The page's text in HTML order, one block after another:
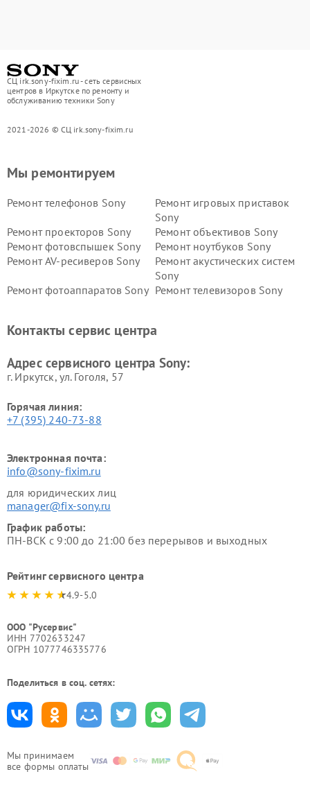
СЦ irk.sony-fixim.ru - сеть сервисных
центров в Иркутске по ремонту и
обслуживанию техники Sony
2021-2026 © СЦ irk.sony-fixim.ru
Мы принимаем
все формы оплаты
Мы ремонтируем
Ремонт телефонов Sony
Ремонт игровых приставок
Sony
Ремонт проекторов Sony
Ремонт объективов Sony
Ремонт фотовспышек Sony
Ремонт ноутбуков Sony
Ремонт AV-ресиверов Sony
Ремонт акустических систем
Sony
Ремонт фотоаппаратов Sony Ремонт телевизоров Sony
Контакты сервис центра
Адрес сервисного центра Sony:
г. Иркутск, ул. ​Гоголя, 57
Горячая линия:
+7 (395) 240-73-88
Электронная почта:
info@sony-fixim.ru
для юридических лиц
manager@fix-sony.ru
График работы:
ПН-ВСК с 9:00 до 21:00 без перерывов и выходных
Рейтинг сервисного центра
4.9-5.0
ООО "Русервис"
ИНН 7702633247
ОГРН 1077746335776
Поделиться в соц. сетях: